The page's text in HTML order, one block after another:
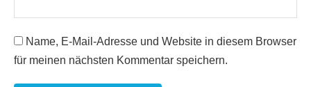
Name, E-Mail-Adresse und Website in diesem Browser
für meinen nächsten Kommentar speichern.